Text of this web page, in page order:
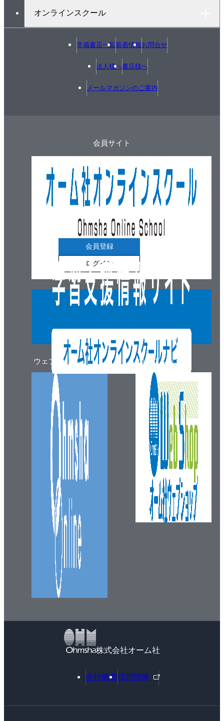
オンラインスクール
常備書店一覧新着情報お問合せ
法人様へ書店様へ
メールマガジンのご案内
ウェブマガジン
会員サイト
会員登録
ログイン
ウェブショップ
株式会社オーム社
会社概要採用情報
外
部
ン